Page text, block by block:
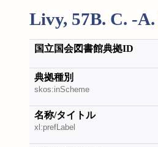
Livy, 57B. C. -A.
国立国会図書館典拠ID
典拠種別
skos:inScheme
名称/タイトル
xl:prefLabel